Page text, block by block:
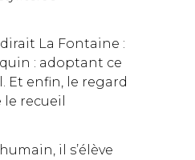
La Fontaine :
: adoptant ce
Et enfin, le regard
recueil
il s’élève